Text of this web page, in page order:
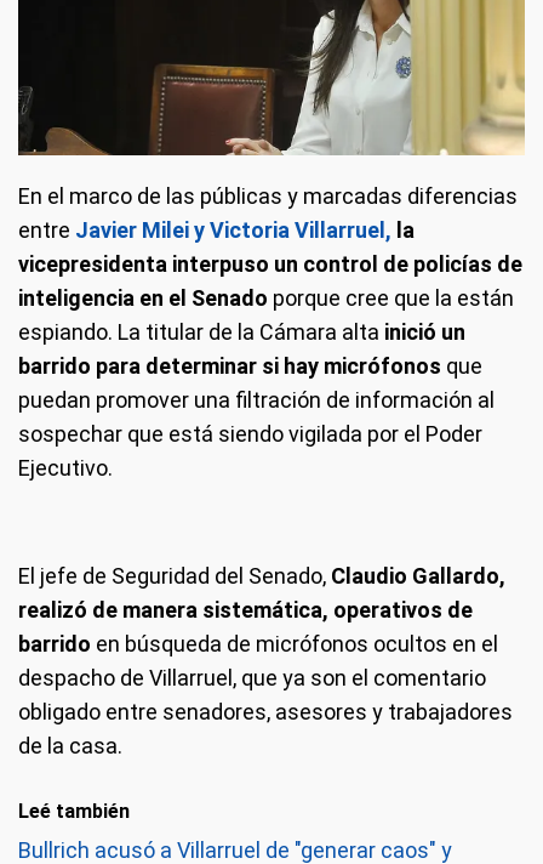
En el marco de las públicas y marcadas diferencias
entre Javier Milei y Victoria Villarruel, la
vicepresidenta interpuso un control de policías de
inteligencia en el Senado porque cree que la están
espiando. La titular de la Cámara alta inició un
barrido para determinar si hay micrófonos que
puedan promover una filtración de información al
sospechar que está siendo vigilada por el Poder
Ejecutivo.
El jefe de Seguridad del Senado, Claudio Gallardo,
realizó de manera sistemática, operativos de
barrido en búsqueda de micrófonos ocultos en el
despacho de Villarruel, que ya son el comentario
obligado entre senadores, asesores y trabajadores
de la casa.
Leé también
Bullrich acusó a Villarruel de "generar caos" y